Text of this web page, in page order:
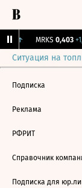
↑ MRKS 0,403
Ситуация на
Подписка
Реклама
РФРИТ
Справочник
Подписка для